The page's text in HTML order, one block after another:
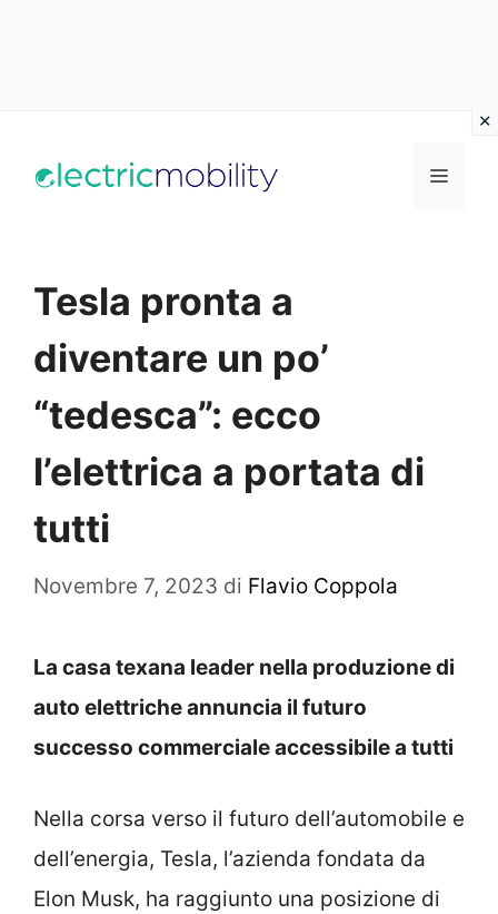
Menu
Tesla pronta a
diventare un po’
“tedesca”: ecco
l’elettrica a portata di
tutti
Novembre 7, 2023 di Flavio Coppola
La casa texana leader nella produzione di
auto elettriche annuncia il futuro
successo commerciale accessibile a tutti
Nella corsa verso il futuro dell’automobile e
dell’energia, Tesla, l’azienda fondata da
Elon Musk, ha raggiunto una posizione di